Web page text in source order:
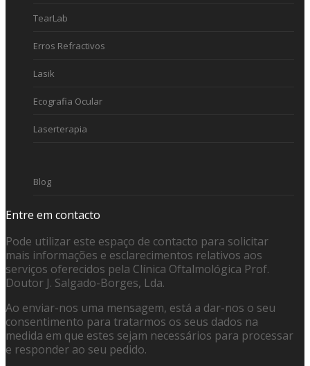
TearLab
Erros Refractivos
Lasik
Ecografia Ocular
Laserterapia
Blog
Entre em contacto
Pode utilizar este espaço de contacto para solicitar
mais informações e esclarecimentos relativos aos
serviços oferecidos pela Clínica Oftalmológica Prof.
Doutor J. Salgado-Borges, Lda.
Ao enviar-nos uma mensagem, está a dar-nos o seu
consentimento para tratarmos os seus dados na
medida em que estes sejam necessários para processar
e responder ao seu pedido.